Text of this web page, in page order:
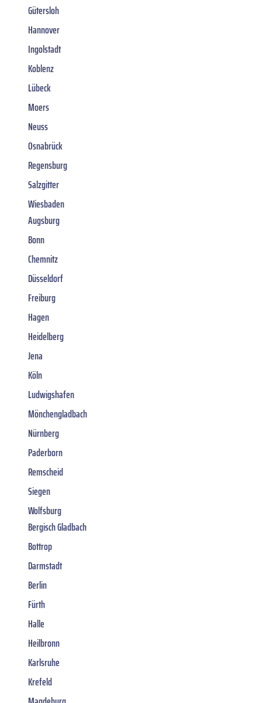
Gütersloh
Hannover
Ingolstadt
Koblenz
Lübeck
Moers
Neuss
Osnabrück
Regensburg
Salzgitter
Wiesbaden
Augsburg
Bonn
Chemnitz
Düsseldorf
Freiburg
Hagen
Heidelberg
Jena
Köln
Ludwigshafen
Mönchengladbach
Nürnberg
Paderborn
Remscheid
Siegen
Wolfsburg
Bergisch Gladbach
Bottrop
Darmstadt
Berlin
Fürth
Halle
Heilbronn
Karlsruhe
Krefeld